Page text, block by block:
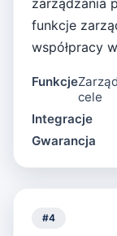
zarządzania
funkcje
współpracy
Funkcje
cele
Integracje
Gwarancja
#4